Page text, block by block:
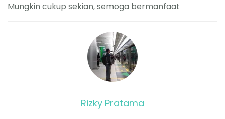
Mungkin cukup sekian, semoga bermanfaat
Rizky Pratama